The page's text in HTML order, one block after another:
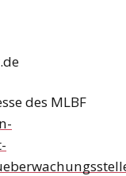
des MLBF